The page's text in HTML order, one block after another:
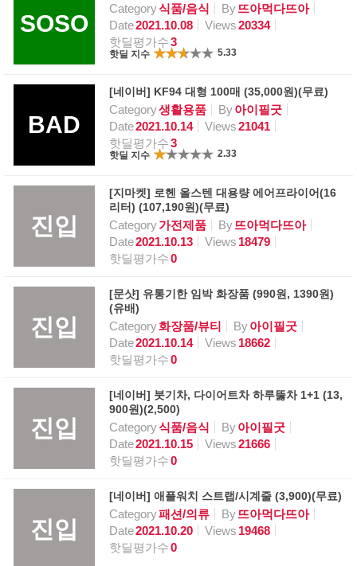
SOSO
Category식품/음식 By뜨아먹다뜨아
Date2021.10.08 Views20334
핫딜평가수3
핫딜 지수 5.33
BAD
[네이버] KF94 대형 100매 (35,000원)(무료)
Category생활용품 By아이필굿
Date2021.10.14 Views21041
핫딜평가수3
핫딜 지수 2.33
진입
[지마켓] 로헨 올스텐 대용량 에어프라이어(16
리터) (107,190원)(무료)
Category가전제품 By뜨아먹다뜨아
Date2021.10.13 Views 18479
핫딜평가수0
진입
[문샷] 유통기한 임박 화장품 (990원, 1390원)
(유배)
Category화장품/뷰티 By아이필굿
Date2021.10.14 Views 18662
핫딜평가수0
진입
[네이버] 붓기차, 다이어트차 하루뚫차 1+1 (13,
900원)(2,500)
Category식품/음식 By아이필굿
Date2021.10.15 Views21666
핫딜평가수0
진입
[네이버] 애플워치 스트랩/시계줄 (3,900)(무료)
Category패션/의류 By뜨아먹다뜨아
Date2021.10.20 Views 19468
핫딜평가수0